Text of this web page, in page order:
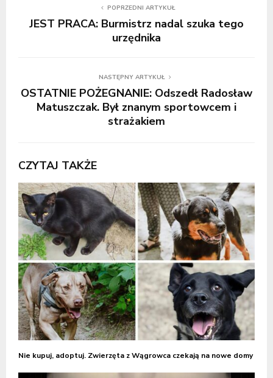
POPRZEDNI ARTYKUŁ
JEST PRACA: Burmistrz nadal szuka tego
urzędnika
NASTĘPNY ARTYKUŁ
OSTATNIE POŻEGNANIE: Odszedł Radosław
Matuszczak. Był znanym sportowcem i
strażakiem
CZYTAJ TAKŻE
Nie kupuj, adoptuj. Zwierzęta z Wągrowca czekają na nowe domy